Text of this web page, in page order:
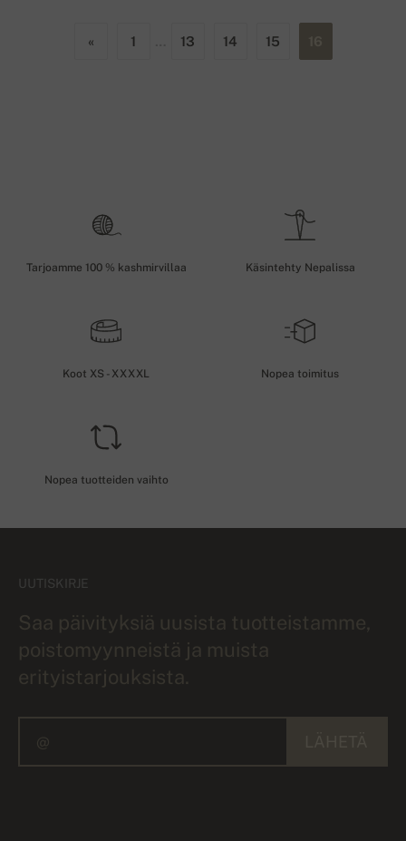
« 1 13 14 15
Tarjoamme 100 % kashmirvillaa Käsintehty Nepalissa
Koot XS - XXXXL Nopea toimitus
Nopea tuotteiden vaihto
UUTISKIRJE
Saa päivityksiä uusista tuotteistamme,
poistomyynneistä ja muista
erityistarjouksista.